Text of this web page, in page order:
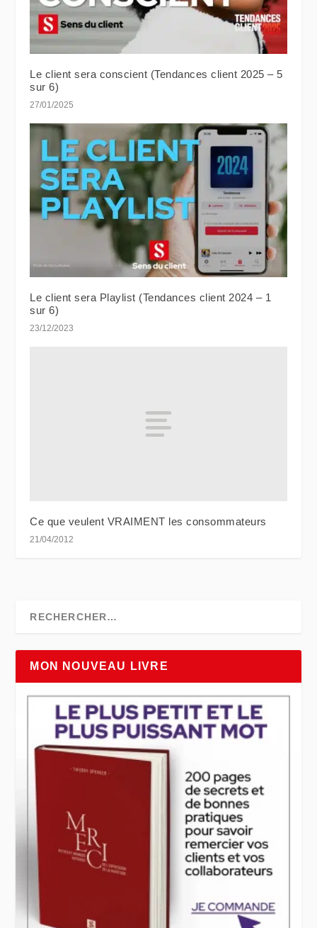
Le client sera conscient (Tendances client 2025 – 5
sur 6)
27/01/2025
Le client sera Playlist (Tendances client 2024 – 1
sur 6)
23/12/2023
Ce que veulent VRAIMENT les consommateurs
21/04/2012
MON NOUVEAU LIVRE